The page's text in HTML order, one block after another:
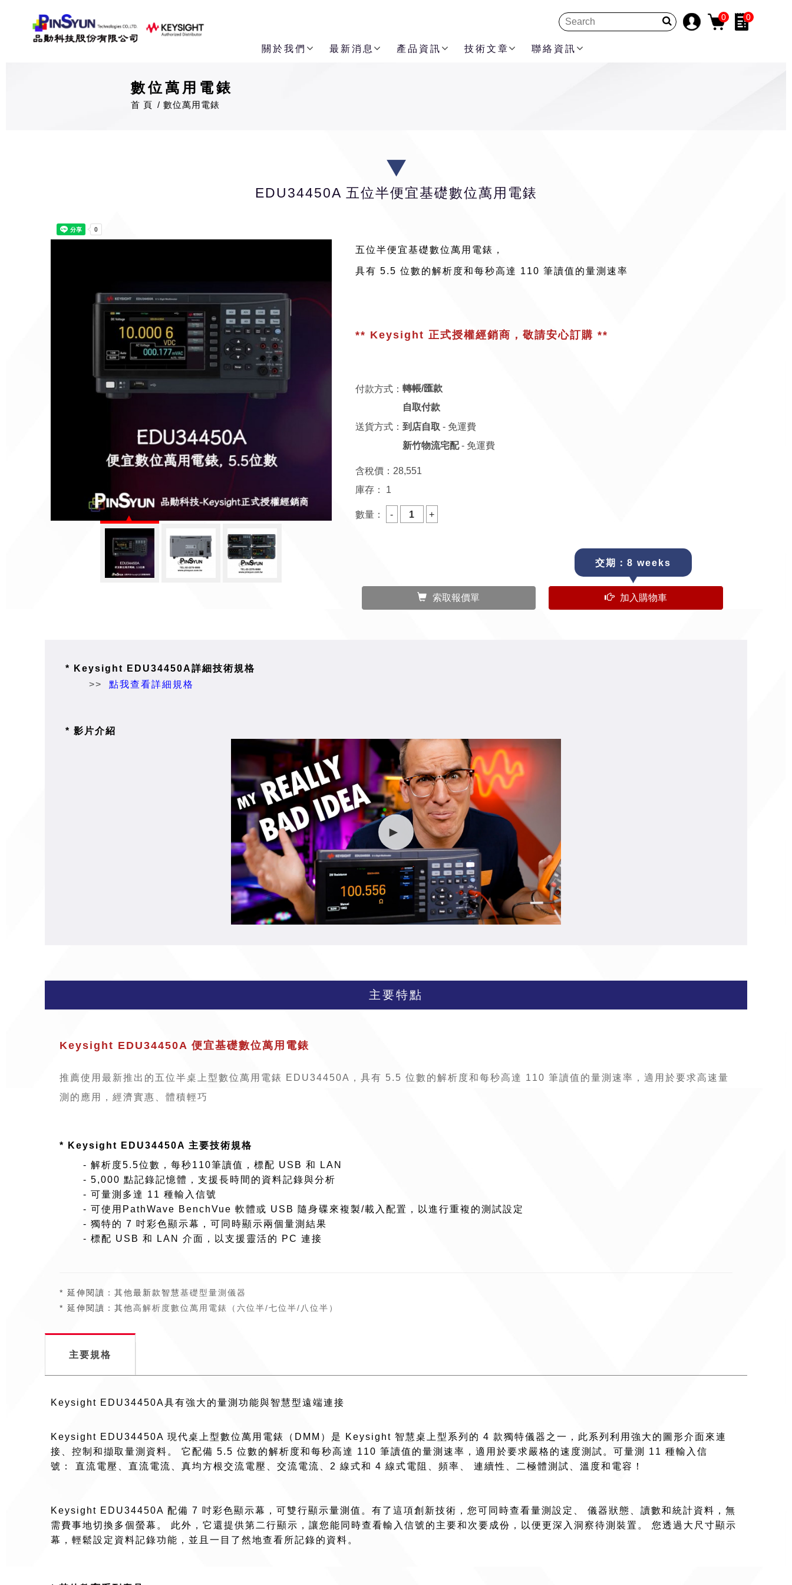
0 0
關於我們 最新消息 產品資訊 技術文章 聯絡資訊
數位萬用電錶
首 頁 數位萬用電錶
EDU34450A 五位半便宜基礎數位萬用電錶
五位半便宜基礎數位萬用電錶，
具有 5.5 位數的解析度和每秒高達 110 筆讀值的量測速率
** Keysight 正式授權經銷商，敬請安心訂購 **
付款方式： 轉帳/匯款
自取付款
送貨方式： 到店自取 - 免運費
新竹物流宅配- 免運費
含稅價： 28,551
庫存： 1
數量：
索取報價單
交期：8 weeks
加入購物車
* Keysight EDU34450A詳細技術規格
>>點我查看詳細規格
* 影片介紹
主要特點
Keysight EDU34450A 便宜基礎數位萬用電錶
推薦使用最新推出的五位半桌上型數位萬用電錶 EDU34450A，具有 5.5 位數的解析度和每秒高達 110 筆讀值的量測速率，適用於要求高速量
測的應用，經濟實惠、體積輕巧
* Keysight EDU34450A 主要技術規格
- 解析度5.5位數，每秒110筆讀值，標配 USB 和 LAN
- 5,000 點記錄記憶體，支援長時間的資料記錄與分析
- 可量測多達 11 種輸入信號
- 可使用PathWave BenchVue 軟體或 USB 隨身碟來複製/載入配置，以進行重複的測試設定
- 獨特的 7 吋彩色顯示幕，可同時顯示兩個量測結果
- 標配 USB 和 LAN 介面，以支援靈活的 PC 連接
* 延伸閱讀：其他最新款智慧基礎型量測儀器
* 延伸閱讀：其他高解析度數位萬用電錶（六位半/七位半/八位半）
主要規格
Keysight EDU34450A具有強大的量測功能與智慧型遠端連接
Keysight EDU34450A 現代桌上型數位萬用電錶（DMM）是 Keysight 智慧桌上型系列的 4 款獨特儀器之一，此系列利用強大的圖形介面來連
接、控制和擷取量測資料。 它配備 5.5 位數的解析度和每秒高達 110 筆讀值的量測速率，適用於要求嚴格的速度測試。可量測 11 種輸入信
號： 直流電壓、直流電流、真均方根交流電壓、交流電流、2 線式和 4 線式電阻、頻率、 連續性、二極體測試、溫度和電容！
Keysight EDU34450A 配備 7 吋彩色顯示幕，可雙行顯示量測值。有了這項創新技術，您可同時查看量測設定、 儀器狀態、讀數和統計資料，無
需費事地切換多個螢幕。 此外，它還提供第二行顯示，讓您能同時查看輸入信號的主要和次要成份，以便更深入洞察待測裝置。 您透過大尺寸顯示
幕，輕鬆設定資料記錄功能，並且一目了然地查看所記錄的資料。